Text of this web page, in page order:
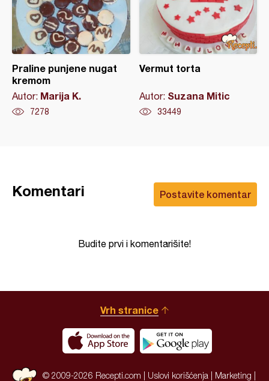
Praline punjene nugat
kremom
Autor: Marija K.
7278
Vermut torta
Autor: Suzana Mitic
33449
Postavite komentar
Komentari
Budite prvi i komentarišite!
Vrh stranice
© 2009-2026 Recepti.com | Uslovi korišćenja Marketing